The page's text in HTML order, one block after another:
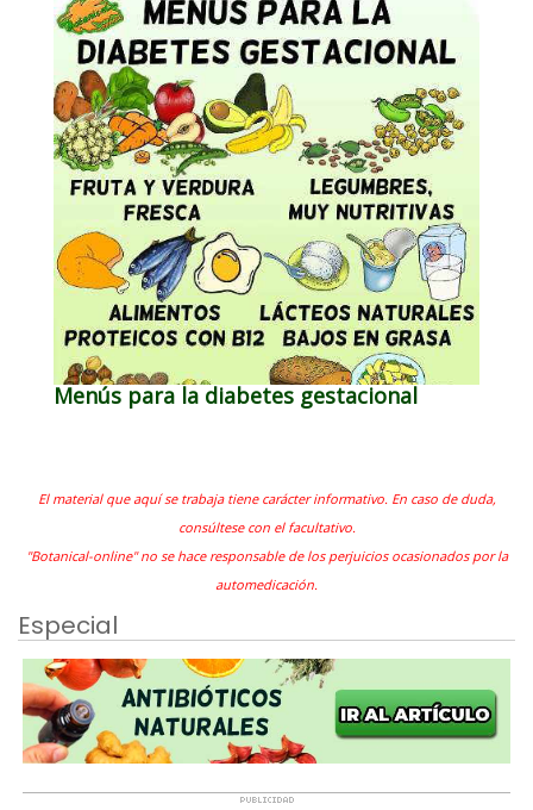
Menús para la diabetes gestacional
El material que aquí se trabaja tiene carácter informativo. En caso de duda,
consúltese con el facultativo.
"Botanical-online" no se hace responsable de los perjuicios ocasionados por la
automedicación.
Especial